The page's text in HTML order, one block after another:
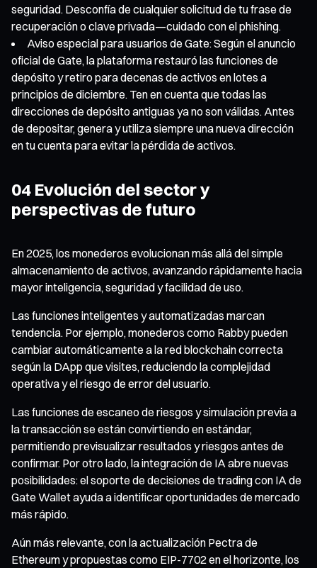
seguridad. Desconfía de cualquier solicitud de tu frase de
recuperación o clave privada—cuidado con el phishing.
Aviso especial para usuarios de Gate: Según el anuncio
oficial de Gate, la plataforma restauró las funciones de
depósito y retiro para decenas de activos en lotes a
principios de diciembre. Ten en cuenta que todas las
direcciones de depósito antiguas ya no son válidas. Antes
de depositar, genera y utiliza siempre una nueva dirección
en tu cuenta para evitar la pérdida de activos.
04 Evolución del sector y
perspectivas de futuro
En 2025, los monederos evolucionan más allá del simple
almacenamiento de activos, avanzando rápidamente hacia
mayor inteligencia, seguridad y facilidad de uso.
Las funciones inteligentes y automatizadas marcan
tendencia. Por ejemplo, monederos como Rabby pueden
cambiar automáticamente a la red blockchain correcta
según la DApp que visites, reduciendo la complejidad
operativa y el riesgo de error del usuario.
Las funciones de escaneo de riesgos y simulación previa a
la transacción se están convirtiendo en estándar,
permitiendo previsualizar resultados y riesgos antes de
confirmar. Por otro lado, la integración de IA abre nuevas
posibilidades: el soporte de decisiones de trading con IA de
Gate Wallet ayuda a identificar oportunidades de mercado
más rápido.
Aún más relevante, con la actualización Pectra de
Ethereum y propuestas como EIP-7702 en el horizonte, los